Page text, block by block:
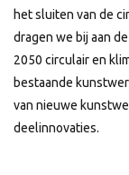
het sluiten van de
dragen we bij aan
2050 circulair en
bestaande
van nieuwe
deelinnovaties.